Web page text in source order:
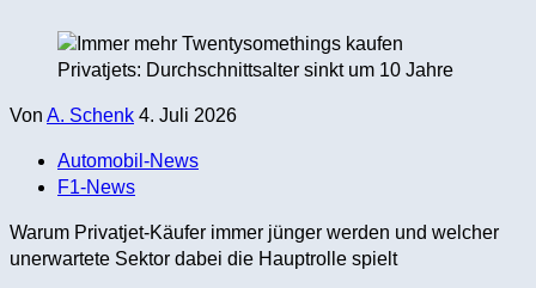
Von A. Schenk 4. Juli 2026
Automobil-News
F1-News
Warum Privatjet-Käufer immer jünger werden und welcher
unerwartete Sektor dabei die Hauptrolle spielt